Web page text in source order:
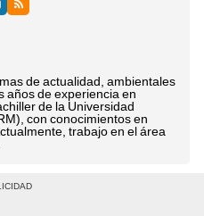
de actualidad, ambientales
años de experiencia en
de la Universidad
con conocimientos en
trabajo en el área